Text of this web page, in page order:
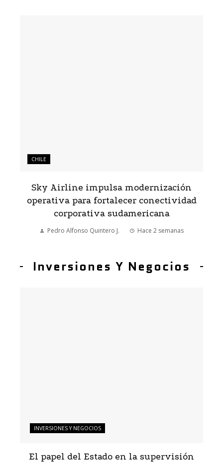
CHILE
Sky Airline impulsa modernización
operativa para fortalecer conectividad
corporativa sudamericana
Pedro Alfonso Quintero J. Hace 2 semanas
Inversiones Y Negocios
INVERSIONES Y NEGOCIOS
El papel del Estado en la supervisión